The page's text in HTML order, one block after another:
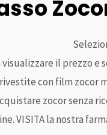
il prezzo
con film zocor
zocor senza
VISITA la nostra